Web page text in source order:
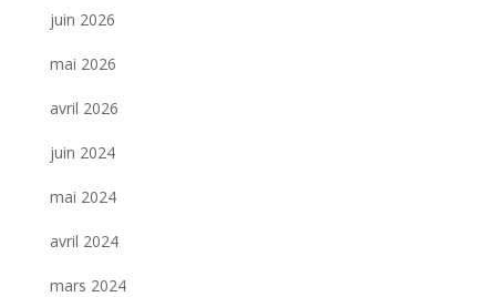
juin 2026
mai 2026
avril 2026
juin 2024
mai 2024
avril 2024
mars 2024